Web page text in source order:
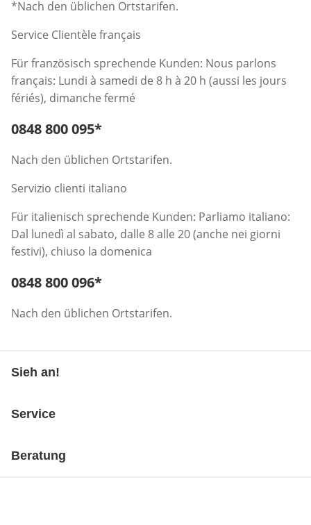
*Nach den üblichen Ortstarifen.
Service Clientèle français
Für französisch sprechende Kunden: Nous parlons
français: Lundi à samedi de 8 h à 20 h (aussi les jours
fériés), dimanche fermé
Telefonnummer:
0848 800 095*
Nach den üblichen Ortstarifen.
Servizio clienti italiano
Für italienisch sprechende Kunden: Parliamo italiano:
Dal lunedì al sabato, dalle 8 alle 20 (anche nei giorni
festivi), chiuso la domenica
Telefonnummer:
0848 800 096*
Nach den üblichen Ortstarifen.
Sieh an!
Service
Beratung